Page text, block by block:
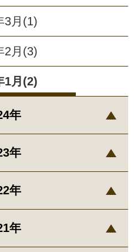
3月(1)
2月(3)
1月(2)
年
年
年
年